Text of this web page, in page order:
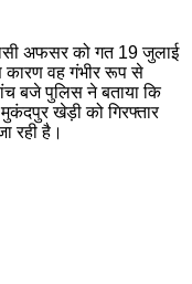
अफसर को गत 19 जुलाई
कारण वह गंभीर रूप से
बजे पुलिस ने बताया कि
खेड़ी को गिरफ्तार
रही है।